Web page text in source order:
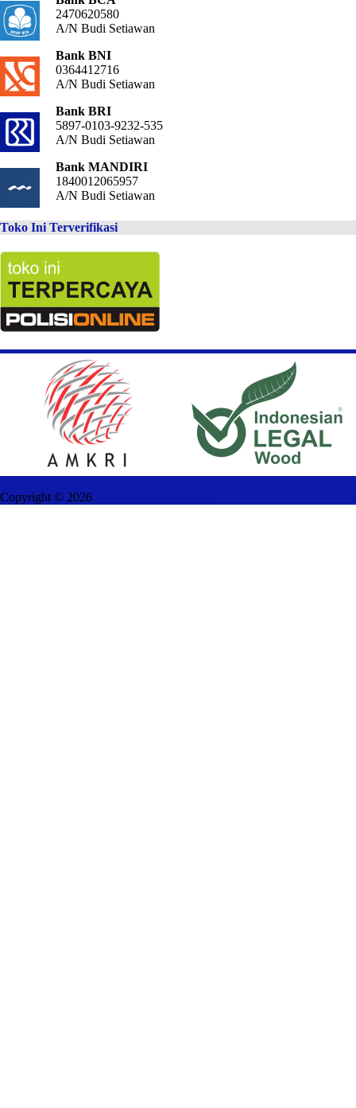
2470620580
A/N Budi Setiawan
Bank BNI
0364412716
A/N Budi Setiawan
Bank BRI
5897-0103-9232-535
A/N Budi Setiawan
Bank MANDIRI
1840012065957
A/N Budi Setiawan
Toko Ini Terverifikasi
Copyright © 2026